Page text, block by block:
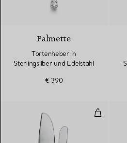
Palmette
Tortenheber in
Sterlingsilber und Edelstahl
€ 390